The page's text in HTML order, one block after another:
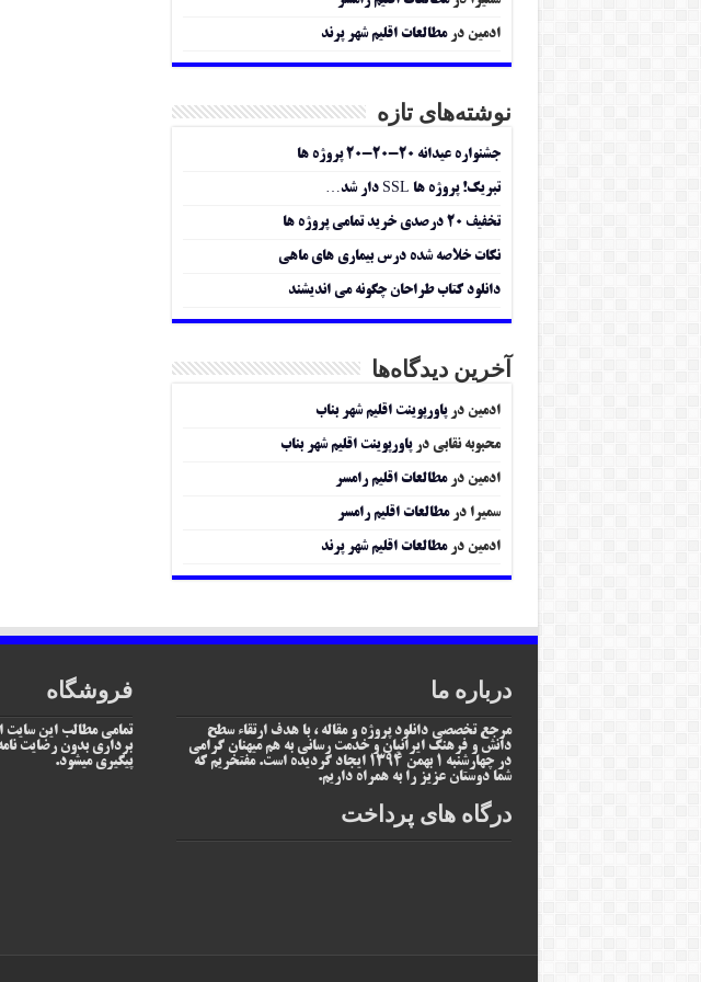
ادمین درمطالعات اقلیم شهر پرند
نوشته‌های تازه
جشنواره عیدانه ۲۰-۲۰-۲۰ پروژه ها
تبریک! پروژه ها SSL دار شد…
تخفیف ۲۰ درصدی خرید تمامی پروژه ها
نکات خلاصه شده درس بیماری های ماهی
دانلود کتاب طراحان چگونه می اندیشند
آخرین دیدگاه‌ها
ادمین درپاورپوینت اقلیم شهر بناب
محبوبه نقابی درپاورپوینت اقلیم شهر بناب
ادمین درمطالعات اقلیم رامسر
سمیرا درمطالعات اقلیم رامسر
ادمین درمطالعات اقلیم شهر پرند
درباره ما
مرجع تخصصی دانلود پروژه و مقاله ، با هدف ارتقاء سطح
دانش و فرهنگ ایرانیان و خدمت رسانی به هم میهنان گرامی
در چهارشنبه 1 بهمن 1394 ایجاد گردیده است. مفتخریم که
شما دوستان عزیز را به همراه داریم.
درگاه های پرداخت
فروشگاه
تمامی مطالب این سایت
برداری بدون رضایت
پیگیری میشود.